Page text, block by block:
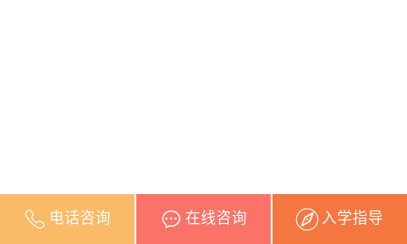
电话咨询 在线咨询 入学指导